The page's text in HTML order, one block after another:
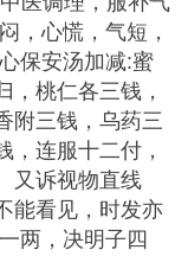
，心慌，气短，
保安汤加减:蜜
，桃仁各三钱，
附三钱，乌药三
，连服十二付，
又诉视物直线
能看见，时发亦
两，决明子四